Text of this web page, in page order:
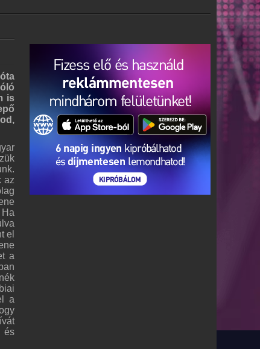
is
az
el
a
a
és